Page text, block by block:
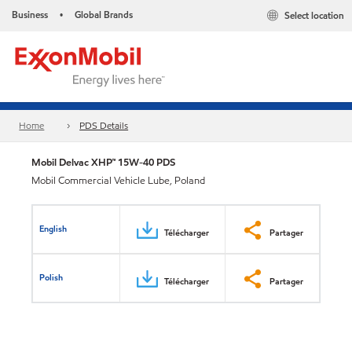
Business • Global Brands Select location
Home PDS Details
Mobil Delvac XHP™ 15W-40 PDS
Mobil Commercial Vehicle Lube, Poland
English Télécharger Partager
Polish Télécharger Partager